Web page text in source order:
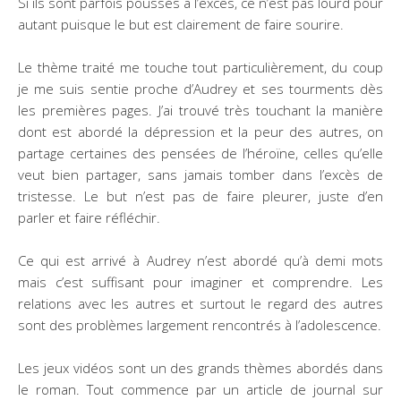
autant puisque le but est clairement de faire sourire.
Le thème traité me touche tout particulièrement, du coup
je me suis sentie proche d’Audrey et ses tourments dès
les premières pages. J’ai trouvé très touchant la manière
dont est abordé la dépression et la peur des autres, on
partage certaines des pensées de l’héroïne, celles qu’elle
veut bien partager, sans jamais tomber dans l’excès de
tristesse. Le but n’est pas de faire pleurer, juste d’en
parler et faire réfléchir.
Ce qui est arrivé à Audrey n’est abordé qu’à demi mots
mais c’est suffisant pour imaginer et comprendre. Les
relations avec les autres et surtout le regard des autres
sont des problèmes largement rencontrés à l’adolescence.
Les jeux vidéos sont un des grands thèmes abordés dans
le roman. Tout commence par un article de journal sur